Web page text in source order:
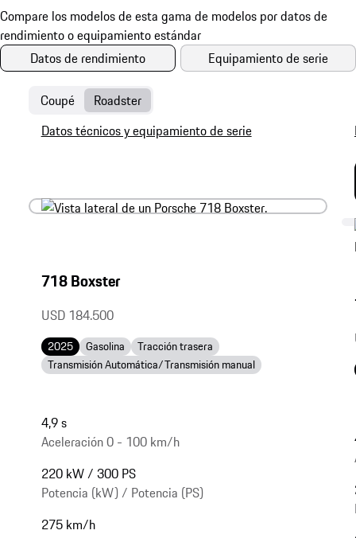
Datos de rendimiento Equipamiento de serie
Coupé Roadster
718 Boxster
USD 184.500
2025 Gasolina
Tracción trasera
Transmisión Automática/Transmisión manual
4,9 s
Aceleración 0 - 100 km/h
220 kW / 300 PS
Potencia (kW) / Potencia (PS)
275 km/h
Datos técnicos y equipamiento de serie